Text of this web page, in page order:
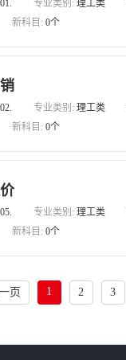
专业类别: 理工类
新科目: 0个
专业类别: 理工类
新科目: 0个
专业类别: 理工类
新科目: 0个
页 1 2 3